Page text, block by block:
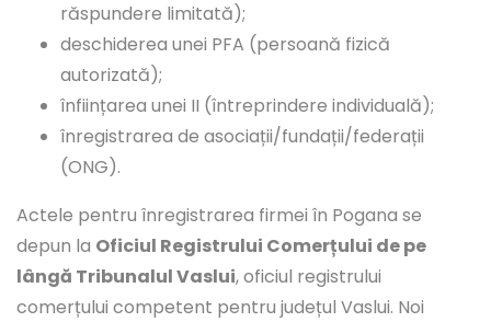
răspundere limitată);
deschiderea unei PFA (persoană fizică
autorizată);
înființarea unei II (întreprindere individuală);
înregistrarea de asociații/fundații/federații
(ONG).
Actele pentru înregistrarea firmei în Pogana se
depun la Oficiul Registrului Comerțului de pe
lângă Tribunalul Vaslui, oficiul registrului
comerțului competent pentru județul Vaslui. Noi